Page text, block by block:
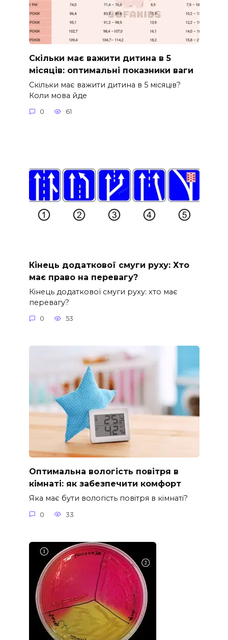
Скільки має важити дитина в 5
місяців: оптимальні показники ваги
Скільки має важити дитина в 5 місяців?
Коли мова йде
0 61
Кінець додаткової смуги руху: Хто
має право на перевагу?
Кінець додаткової смуги руху: хто має
перевагу?
0 53
Оптимальна вологість повітря в
кімнаті: як забезпечити комфорт
Яка має бути вологість повітря в кімнаті?
0 33